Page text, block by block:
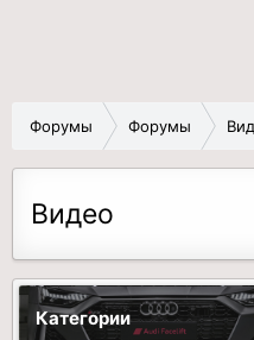
Форумы Форумы
Видео
Категории